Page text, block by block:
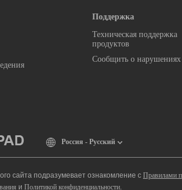
Поддержка
Техническая поддержка
продуктов
Сообщить о нарушениях
Россия - Русский
сайта подразумевает ознакомление с Правилами
и Политикой конфиденциальности.